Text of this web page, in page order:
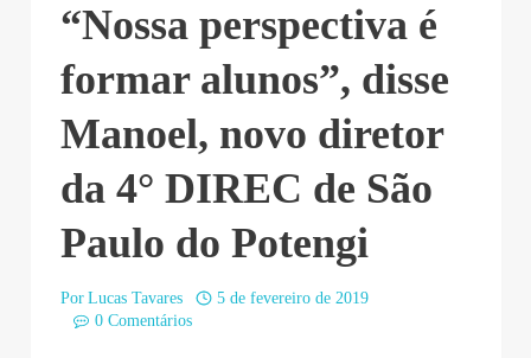
“Nossa perspectiva é
formar alunos”, disse
Manoel, novo diretor
da 4° DIREC de São
Paulo do Potengi
Por Lucas Tavares
5 de fevereiro de 2019
0 Comentários